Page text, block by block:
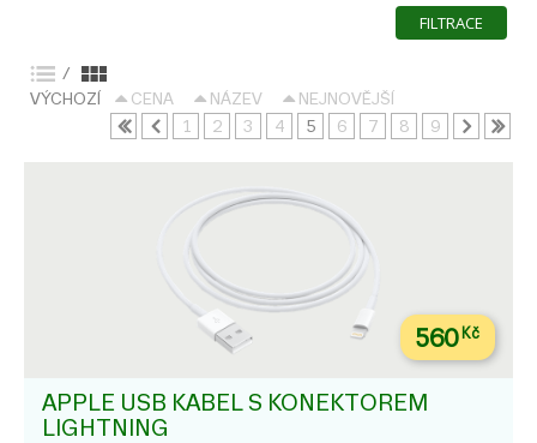
FILTRACE
/
VÝCHOZÍ
CENA NÁZEV
NEJNOVĚJŠÍ
1
2 3 4 5 6 7 8 9
560Kč
APPLE USB KABEL S KONEKTOREM
LIGHTNING